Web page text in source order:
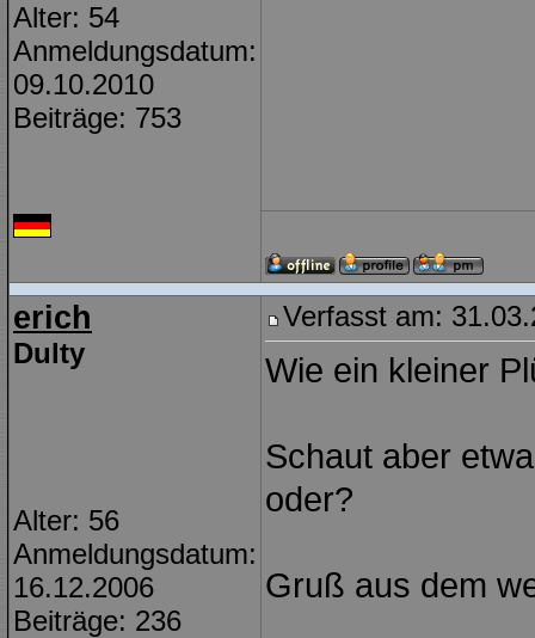
Alter: 54
Anmeldungsdatum:
09.10.2010
Beiträge: 753
erich
Dulty
Alter: 56
Anmeldungsdatum:
16.12.2006
Beiträge: 236
Verfasst am:
Wie ein kleiner
Schaut aber
oder?
Gruß aus dem